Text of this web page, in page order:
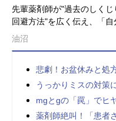
先輩薬剤師が"過去のしく
回避方法"を広く伝え、「自
油沼
悲劇！お盆休みと処
うっかりミスの対策
mgとgの「罠」でヒ
薬剤師絶叫！「患者